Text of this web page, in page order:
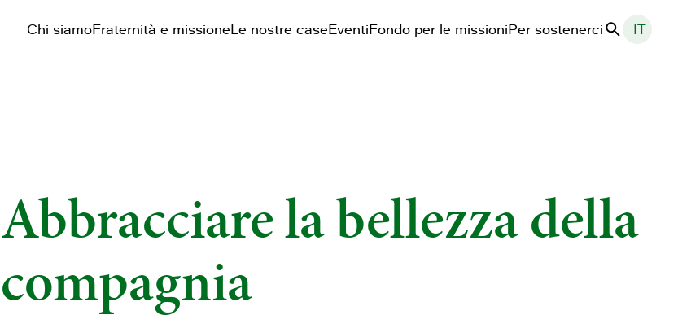
Chi siamoFraternità e missioneLe nostre caseEventiFondo per le missioniPer sostenerci Cerca
IT
Abbracciare la bellezza della
compagnia